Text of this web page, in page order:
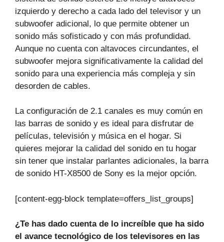
izquierdo y derecho a cada lado del televisor y un
subwoofer adicional, lo que permite obtener un
sonido más sofisticado y con más profundidad.
Aunque no cuenta con altavoces circundantes, el
subwoofer mejora significativamente la calidad del
sonido para una experiencia más compleja y sin
desorden de cables.
La configuración de 2.1 canales es muy común en
las barras de sonido y es ideal para disfrutar de
películas, televisión y música en el hogar. Si
quieres mejorar la calidad del sonido en tu hogar
sin tener que instalar parlantes adicionales, la barra
de sonido HT-X8500 de Sony es la mejor opción.
[content-egg-block template=offers_list_groups]
¿Te has dado cuenta de lo increíble que ha sido
el avance tecnológico de los televisores en las